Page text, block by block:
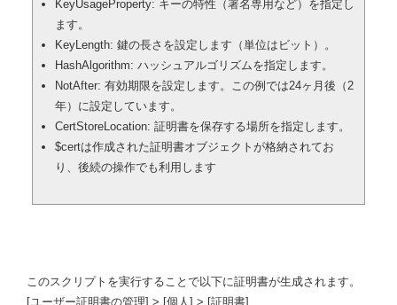
KeyUsageProperty: キーの特性（署名専用など）を指定し
ます。
KeyLength: 鍵の長さを設定します（単位はビット）。
HashAlgorithm: ハッシュアルゴリズムを指定します。
NotAfter: 有効期限を設定します。この例では24ヶ月後（2
年）に設定しています。
CertStoreLocation: 証明書を保存する場所を指定します。
$certは作成された証明書オブジェクトが格納されてお
り、後続の操作でも利用します
このスクリプトを実行することで以下に証明書が生成されます。
[ユーザー証明書の管理] > [個人] > [証明書]